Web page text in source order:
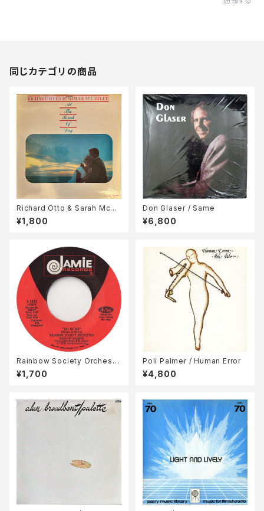
同じカテゴリの商品
Richard Otto & Sarah McLa
wler / At The Break Of Day
¥1,800
Don Glaser / Same
¥6,800
Rainbow Society Orchestr
a / All Of Me
¥1,700
Poli Palmer / Human Error
¥4,800